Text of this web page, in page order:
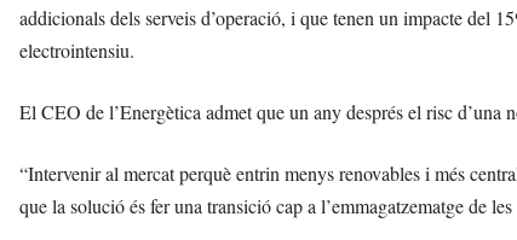
addicionals dels serveis d’operació, i que tenen un impacte del
electrointensiu.
El CEO de l’Energètica admet que un any després el risc d’una
“Intervenir al mercat perquè entrin menys renovables i més
que la solució és fer una transició cap a l’emmagatzematge de